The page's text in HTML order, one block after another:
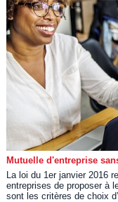
Mutuelle d'entreprise
La loi du 1er janvier 2016
entreprises de proposer à
sont les critères de choix